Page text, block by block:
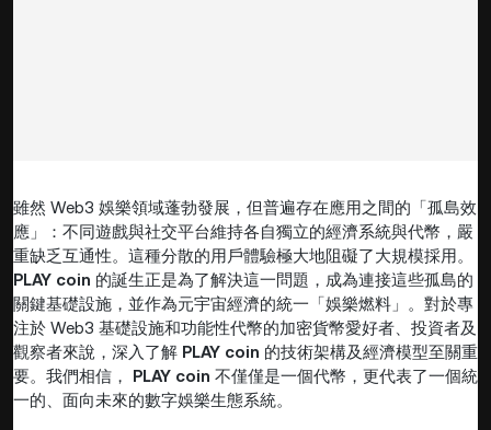
雖然 Web3 娛樂領域蓬勃發展，但普遍存在應用之間的「孤島效
應」：不同遊戲與社交平台維持各自獨立的經濟系統與代幣，嚴
重缺乏互通性。這種分散的用戶體驗極大地阻礙了大規模採用。
PLAY coin 的誕生正是為了解決這一問題，成為連接這些孤島的
關鍵基礎設施，並作為元宇宙經濟的統一「娛樂燃料」。對於專
注於 Web3 基礎設施和功能性代幣的加密貨幣愛好者、投資者及
觀察者來說，深入了解 PLAY coin 的技術架構及經濟模型至關重
要。我們相信，
PLAY coin 不僅僅是一個代幣，更代表了一個統
一的、面向未來的數字娛樂生態系統。